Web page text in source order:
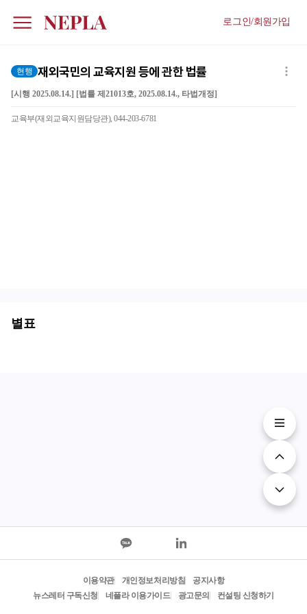
로그인/회원가입
현행 재외국민의 교육지원 등에 관한 법률
[시행 2025.08.14.] [법률 제21013호, 2025.08.14., 타법개정]
교육부(재외교육지원담당관), 044-203-6781
별표
이용약관 개인정보처리방침
공지사항
뉴스레터 구독신청
네플라 이용가이드 광고문의 컨설팅 신청하기